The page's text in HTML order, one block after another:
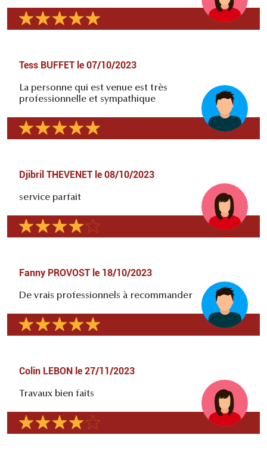
Tess BUFFET le 07/10/2023
La personne qui est venue est très
professionnelle et sympathique
Djibril THEVENET le 08/10/2023
service parfait
Fanny PROVOST le 18/10/2023
De vrais professionnels à recommander
Colin LEBON le 27/11/2023
Travaux bien faits